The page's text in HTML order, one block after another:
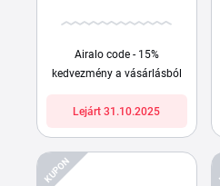
Airalo code - 15%
kedvezmény a vásárlásból
Lejárt 31.10.2025
KUPON